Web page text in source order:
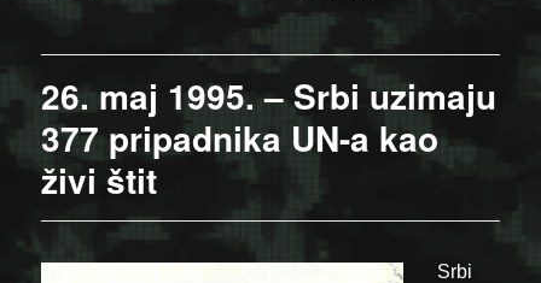
26. maj 1995. – Srbi uzimaju
377 pripadnika UN-a kao
živi štit
Srbi